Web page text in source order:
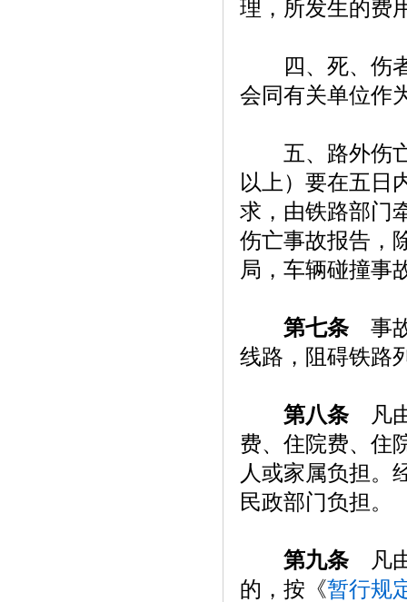
理，所发生的费
四、死、伤者
会同有关单位作
五、路外伤亡
以上）要在五日
求，由铁路部门
伤亡事故报告，
局，车辆碰撞事
第七条 事
线路，阻碍铁路
第八条 凡
费、住院费、住
人或家属负担。
民政部门负担。
第九条 凡
的，按《暂行规